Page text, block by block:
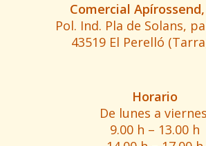
Comercial Apírossend,
Pol. Ind. Pla de Solans,
43519 El Perelló
Horario
De lunes a
9.00 h – 13.00 h